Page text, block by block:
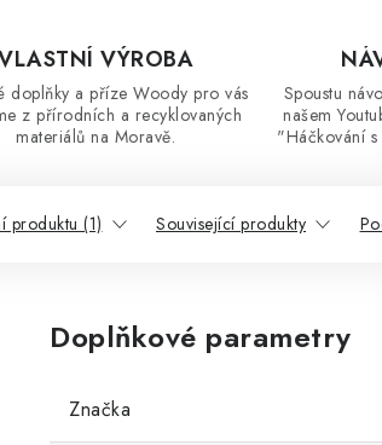
VÝROBA
doplňky a příze Woody pro vás
z přírodních a recyklovaných
materiálů na Moravě.
Spoustu
našem
"Háčkování s
produktu (1) Související produkty
Doplňkové parametry
Značka